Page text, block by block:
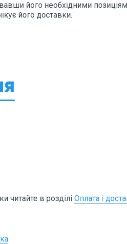
його необхідними
його доставки.
читайте в розділі Оплата і